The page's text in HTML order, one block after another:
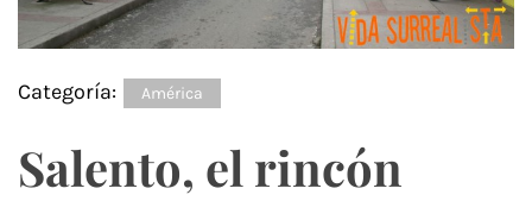
Categoría: América
Salento, el rincón